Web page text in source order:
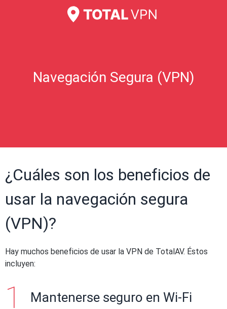
Navegación Segura (VPN)
¿Cuáles son los beneficios de
usar la navegación segura
(VPN)?
Hay muchos beneficios de usar la VPN de TotalAV. Éstos
incluyen:
Mantenerse seguro en Wi-Fi